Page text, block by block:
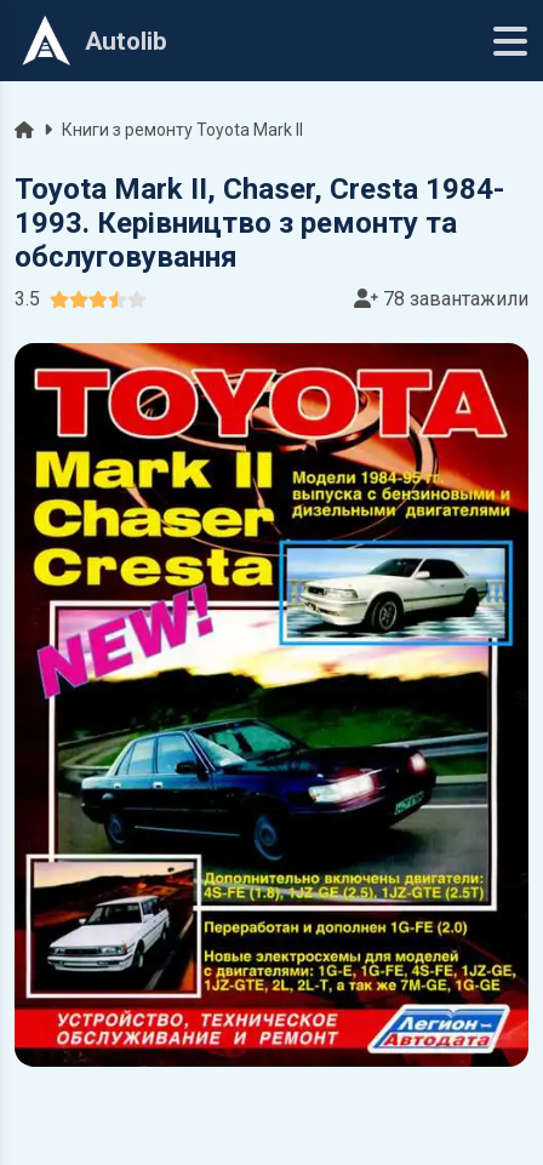
Autolib
ГоловнаКниги з ремонту Toyota Mark II
Toyota Mark II, Chaser, Cresta 1984-
1993. Керівництво з ремонту та
обслуговування
3.5 78 завантажили